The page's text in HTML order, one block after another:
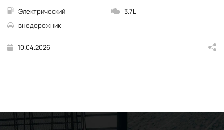
Электрический
3.7L
внедорожник
10.04.2026